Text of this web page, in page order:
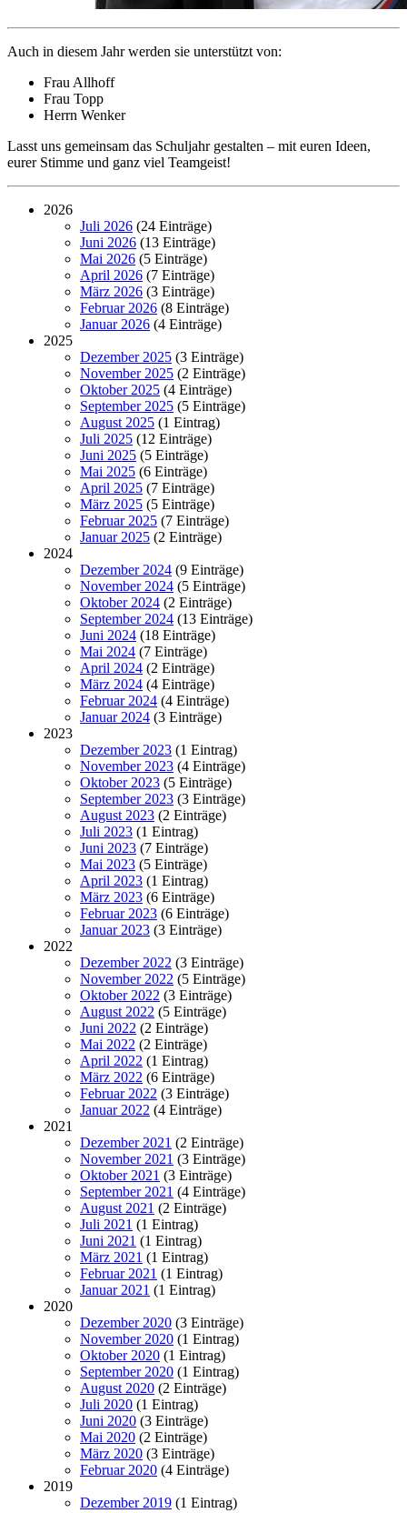
Auch in diesem Jahr werden sie unterstützt von:
Frau Allhoff
Frau Topp
Herrn Wenker
Lasst uns gemeinsam das Schuljahr gestalten – mit euren Ideen,
eurer Stimme und ganz viel Teamgeist!
2026
Juli 2026 (24 Einträge)
Juni 2026 (13 Einträge)
Mai 2026 (5 Einträge)
April 2026 (7 Einträge)
März 2026 (3 Einträge)
Februar 2026 (8 Einträge)
Januar 2026 (4 Einträge)
2025
Dezember 2025 (3 Einträge)
November 2025 (2 Einträge)
Oktober 2025 (4 Einträge)
September 2025 (5 Einträge)
August 2025 (1 Eintrag)
Juli 2025 (12 Einträge)
Juni 2025 (5 Einträge)
Mai 2025 (6 Einträge)
April 2025 (7 Einträge)
März 2025 (5 Einträge)
Februar 2025 (7 Einträge)
Januar 2025 (2 Einträge)
2024
Dezember 2024 (9 Einträge)
November 2024 (5 Einträge)
Oktober 2024 (2 Einträge)
September 2024 (13 Einträge)
Juni 2024 (18 Einträge)
Mai 2024 (7 Einträge)
April 2024 (2 Einträge)
März 2024 (4 Einträge)
Februar 2024 (4 Einträge)
Januar 2024 (3 Einträge)
2023
Dezember 2023 (1 Eintrag)
November 2023 (4 Einträge)
Oktober 2023 (5 Einträge)
September 2023 (3 Einträge)
August 2023 (2 Einträge)
Juli 2023 (1 Eintrag)
Juni 2023 (7 Einträge)
Mai 2023 (5 Einträge)
April 2023 (1 Eintrag)
März 2023 (6 Einträge)
Februar 2023 (6 Einträge)
Januar 2023 (3 Einträge)
2022
Dezember 2022 (3 Einträge)
November 2022 (5 Einträge)
Oktober 2022 (3 Einträge)
August 2022 (5 Einträge)
Juni 2022 (2 Einträge)
Mai 2022 (2 Einträge)
April 2022 (1 Eintrag)
März 2022 (6 Einträge)
Februar 2022 (3 Einträge)
Januar 2022 (4 Einträge)
2021
Dezember 2021 (2 Einträge)
November 2021 (3 Einträge)
Oktober 2021 (3 Einträge)
September 2021 (4 Einträge)
August 2021 (2 Einträge)
Juli 2021 (1 Eintrag)
Juni 2021 (1 Eintrag)
März 2021 (1 Eintrag)
Februar 2021 (1 Eintrag)
Januar 2021 (1 Eintrag)
2020
Dezember 2020 (3 Einträge)
November 2020 (1 Eintrag)
Oktober 2020 (1 Eintrag)
September 2020 (1 Eintrag)
August 2020 (2 Einträge)
Juli 2020 (1 Eintrag)
Juni 2020 (3 Einträge)
Mai 2020 (2 Einträge)
März 2020 (3 Einträge)
Februar 2020 (4 Einträge)
2019
Dezember 2019 (1 Eintrag)